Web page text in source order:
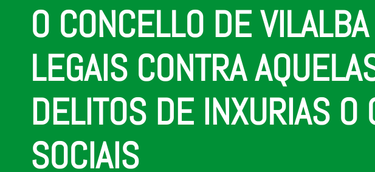
O CONCELLO DE
LEGAIS CONTRA
DELITOS DE INXURIAS
SOCIAIS